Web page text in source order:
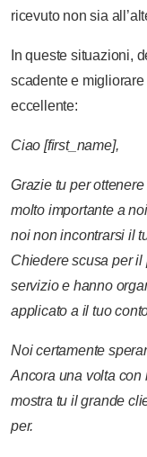
ricevuto non sia
In queste situazioni,
scadente e
eccellente:
Ciao [first_name],
Grazie tu per ottenere
molto importante a noi
noi non incontrarsi il
Chiedere scusa per il
servizio e hanno
applicato a il tuo
Noi certamente
Ancora una volta con
mostra tu il grande
per.